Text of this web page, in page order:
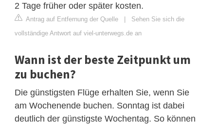
2 Tage früher oder später kosten.
Antrag auf Entfernung der Quelle | Sehen Sie sich die
vollständige Antwort auf viel-unterwegs.de an
Wann ist der beste Zeitpunkt um
zu buchen?
Die günstigsten Flüge erhalten Sie, wenn Sie
am Wochenende buchen. Sonntag ist dabei
deutlich der günstigste Wochentag. So können